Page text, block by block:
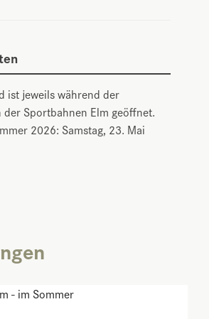
ist jeweils während der
der Sportbahnen Elm geöffnet.
2026: Samstag, 23. Mai